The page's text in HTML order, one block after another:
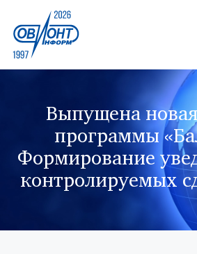
Выпущена
программы
Формирование
контролируемых